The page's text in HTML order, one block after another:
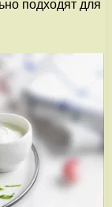
подходят для